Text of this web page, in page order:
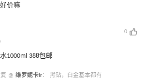
价嘛
0
1000ml 388包邮
复 @ 维罗妮卡lr： 黑钻，白金基本都有